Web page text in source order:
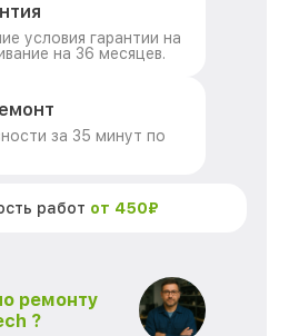
условия гарантии на
на 36 месяцев.
за 35 минут по
работ от 450₽
ремонту
?